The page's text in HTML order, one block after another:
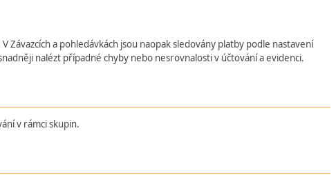
a pohledávkách jsou naopak sledovány platby podle nastavení
nalézt případné chyby nebo nesrovnalosti v účtování a evidenci.
v rámci skupin.